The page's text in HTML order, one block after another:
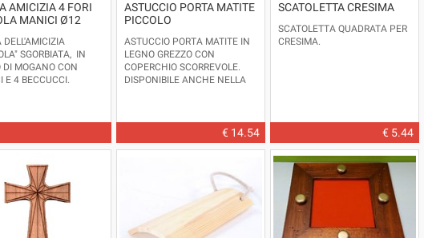
AMICIZIA 4 FORI
MANICI Ø12
DELL'AMICIZIA
SGORBIATA, IN
DI MOGANO CON
E 4 BECCUCCI.
ASTUCCIO PORTA MATITE
PICCOLO
ASTUCCIO PORTA MATITE IN
LEGNO GREZZO CON
COPERCHIO SCORREVOLE.
DISPONIBILE ANCHE NELLA
L'ASTUCCIO VIENE FORNITO
DIMENSIONI: LUNGHEZZA
CM.24 - LARGHEZZA CM.7 -
€ 14.54
SCATOLETTA CRESIMA
SCATOLETTA QUADRATA PER
CRESIMA.
€ 5.44